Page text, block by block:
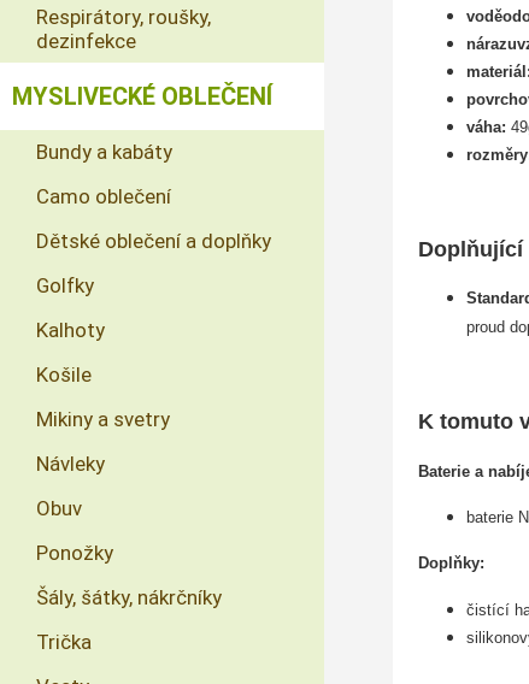
materiál:
váha:
Doplňující
proud
K tomuto
Baterie a
baterie
Doplňky:
čistící
Respirátory, roušky,
dezinfekce
MYSLIVECKÉ OBLEČENÍ
Bundy a kabáty
Camo oblečení
Dětské oblečení a doplňky
Golfky
Kalhoty
Košile
Mikiny a svetry
Návleky
Obuv
Ponožky
Šály, šátky, nákrčníky
Trička